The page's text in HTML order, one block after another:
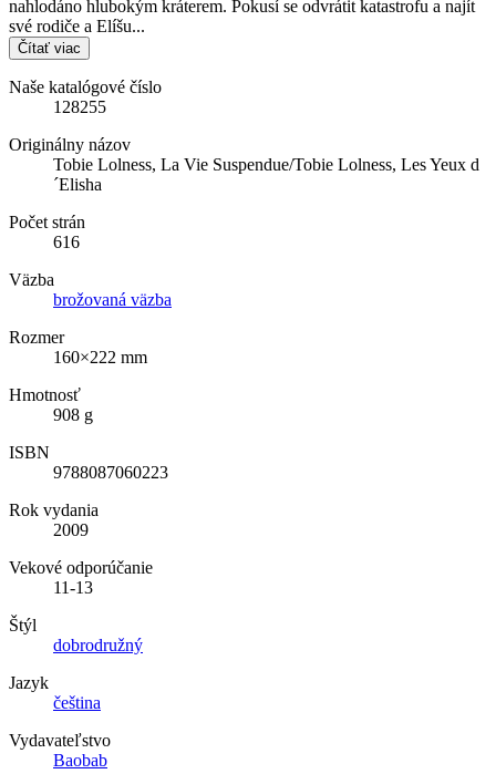
nahlodáno hlubokým kráterem. Pokusí se odvrátit katastrofu a najít
své rodiče a Elíšu...
Čítať viac
Naše katalógové číslo
128255
Originálny názov
Tobie Lolness, La Vie Suspendue/Tobie Lolness, Les Yeux d
´Elisha
Počet strán
616
Väzba
brožovaná väzba
Rozmer
160×222 mm
Hmotnosť
908 g
ISBN
9788087060223
Rok vydania
2009
Vekové odporúčanie
11-13
Štýl
dobrodružný
Jazyk
čeština
Vydavateľstvo
Baobab